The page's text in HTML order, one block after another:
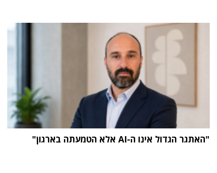
"האתגר הגדול אינו ה-AI אלא הטמעתה בארגון"